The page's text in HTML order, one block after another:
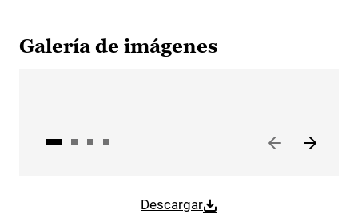
Galería de imágenes
Descargar